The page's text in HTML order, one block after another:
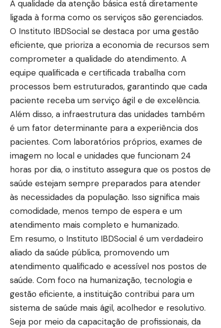
A qualidade da atenção básica está diretamente
ligada à forma como os serviços são gerenciados.
O Instituto IBDSocial se destaca por uma gestão
eficiente, que prioriza a economia de recursos sem
comprometer a qualidade do atendimento. A
equipe qualificada e certificada trabalha com
processos bem estruturados, garantindo que cada
paciente receba um serviço ágil e de excelência.
Além disso, a infraestrutura das unidades também
é um fator determinante para a experiência dos
pacientes. Com laboratórios próprios, exames de
imagem no local e unidades que funcionam 24
horas por dia, o instituto assegura que os postos de
saúde estejam sempre preparados para atender
às necessidades da população. Isso significa mais
comodidade, menos tempo de espera e um
atendimento mais completo e humanizado.
Em resumo, o Instituto IBDSocial é um verdadeiro
aliado da saúde pública, promovendo um
atendimento qualificado e acessível nos postos de
saúde. Com foco na humanização, tecnologia e
gestão eficiente, a instituição contribui para um
sistema de saúde mais ágil, acolhedor e resolutivo.
Seja por meio da capacitação de profissionais, da